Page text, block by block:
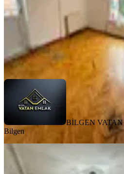
Yatırım
BİLGEN VATAN EMLAK Burak
Ara
BİLGEN
Bilgen
MANZARALI
Lider
Satılık Dublex